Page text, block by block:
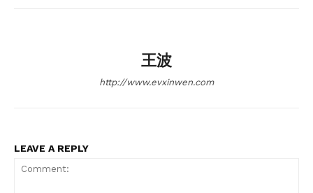
王波
http://www.evxinwen.com
LEAVE A REPLY